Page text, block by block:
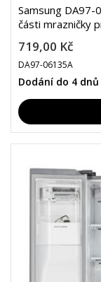
Samsung DA97-
části mrazničky
719,00 Kč
DA97-06135A
Dodání do 4 dnů